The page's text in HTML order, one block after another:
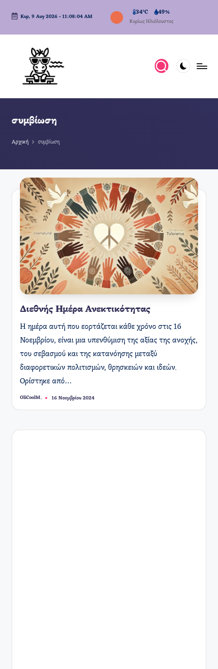
Μετάβαση
σε
περιεχόμενο
Κυρ, 9 Αυγ 2026- 11:08:04 AM
34°C 49%
Κυρίως Ηλιόλουστος
συμβίωση
Αρχική συμβίωση
Διεθνής Ημέρα Ανεκτικότητας
Η ημέρα αυτή που εορτάζεται κάθε χρόνο στις 16
Νοεμβρίου, είναι μια υπενθύμιση της αξίας της ανοχής,
του σεβασμού και της κατανόησης μεταξύ
διαφορετικών πολιτισμών, θρησκειών και ιδεών.
Ορίστηκε από…
Συγγραφέας:
OliCoolM. 16 Νοεμβρίου 2024